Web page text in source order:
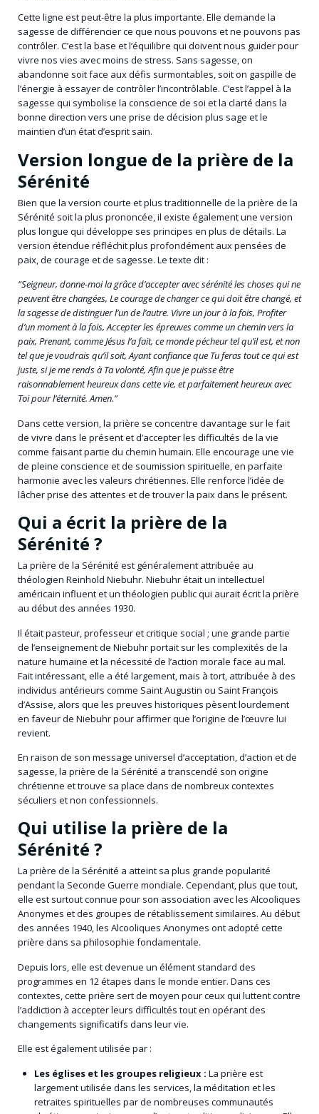
Cette ligne est peut-être la plus importante. Elle demande la
sagesse de différencier ce que nous pouvons et ne pouvons pas
contrôler. C’est la base et l’équilibre qui doivent nous guider pour
vivre nos vies avec moins de stress. Sans sagesse, on
abandonne soit face aux défis surmontables, soit on gaspille de
l’énergie à essayer de contrôler l’incontrôlable. C’est l’appel à la
sagesse qui symbolise la conscience de soi et la clarté dans la
bonne direction vers une prise de décision plus sage et le
maintien d’un état d’esprit sain.
Version longue de la prière de la
Sérénité
Bien que la version courte et plus traditionnelle de la prière de la
Sérénité soit la plus prononcée, il existe également une version
plus longue qui développe ses principes en plus de détails. La
version étendue réfléchit plus profondément aux pensées de
paix, de courage et de sagesse. Le texte dit :
“Seigneur, donne-moi la grâce d’accepter avec sérénité les choses qui ne
peuvent être changées, Le courage de changer ce qui doit être changé, et
la sagesse de distinguer l’un de l’autre. Vivre un jour à la fois, Profiter
d’un moment à la fois, Accepter les épreuves comme un chemin vers la
paix, Prenant, comme Jésus l’a fait, ce monde pécheur tel qu’il est, et non
tel que je voudrais qu’il soit, Ayant confiance que Tu feras tout ce qui est
juste, si je me rends à Ta volonté, Afin que je puisse être
raisonnablement heureux dans cette vie, et parfaitement heureux avec
Toi pour l’éternité. Amen.”
Dans cette version, la prière se concentre davantage sur le fait
de vivre dans le présent et d’accepter les difficultés de la vie
comme faisant partie du chemin humain. Elle encourage une vie
de pleine conscience et de soumission spirituelle, en parfaite
harmonie avec les valeurs chrétiennes. Elle renforce l’idée de
lâcher prise des attentes et de trouver la paix dans le présent.
Qui a écrit la prière de la
Sérénité ?
La prière de la Sérénité est généralement attribuée au
théologien Reinhold Niebuhr. Niebuhr était un intellectuel
américain influent et un théologien public qui aurait écrit la prière
au début des années 1930.
Il était pasteur, professeur et critique social ; une grande partie
de l’enseignement de Niebuhr portait sur les complexités de la
nature humaine et la nécessité de l’action morale face au mal.
Fait intéressant, elle a été largement, mais à tort, attribuée à des
individus antérieurs comme Saint Augustin ou Saint François
d’Assise, alors que les preuves historiques pèsent lourdement
en faveur de Niebuhr pour affirmer que l’origine de l’œuvre lui
revient.
En raison de son message universel d’acceptation, d’action et de
sagesse, la prière de la Sérénité a transcendé son origine
chrétienne et trouve sa place dans de nombreux contextes
séculiers et non confessionnels.
Qui utilise la prière de la
Sérénité ?
La prière de la Sérénité a atteint sa plus grande popularité
pendant la Seconde Guerre mondiale. Cependant, plus que tout,
elle est surtout connue pour son association avec les Alcooliques
Anonymes et des groupes de rétablissement similaires. Au début
des années 1940, les Alcooliques Anonymes ont adopté cette
prière dans sa philosophie fondamentale.
Depuis lors, elle est devenue un élément standard des
programmes en 12 étapes dans le monde entier. Dans ces
contextes, cette prière sert de moyen pour ceux qui luttent contre
l’addiction à accepter leurs difficultés tout en opérant des
changements significatifs dans leur vie.
Elle est également utilisée par :
Les églises et les groupes religieux : La prière est
largement utilisée dans les services, la méditation et les
retraites spirituelles par de nombreuses communautés